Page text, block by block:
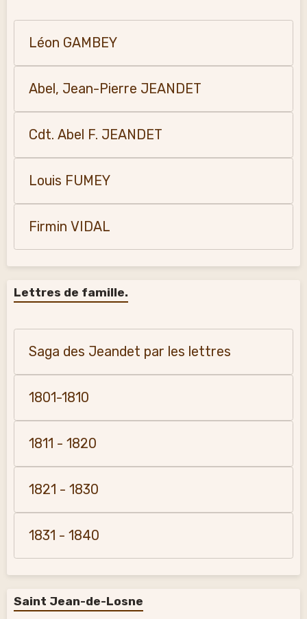
Léon GAMBEY
Abel, Jean-Pierre JEANDET
Cdt. Abel F. JEANDET
Louis FUMEY
Firmin VIDAL
Lettres de famille.
Saga des Jeandet par les lettres
1801-1810
1811 - 1820
1821 - 1830
1831 - 1840
Saint Jean-de-Losne